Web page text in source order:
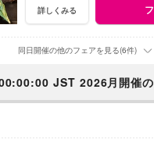
詳しくみる
同日開催の他のフェアを見る(6件)
JST 2026月開催の